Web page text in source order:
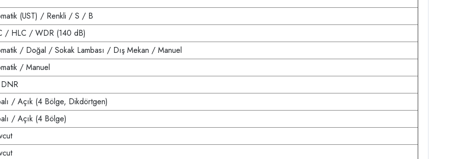
(UST) / Renkli / S / B
/ HLC / WDR (140 dB)
/ Doğal / Sokak Lambası / Dış Mekan / Manuel
/ Manuel
/ Açık (4 Bölge, Dikdörtgen)
/ Açık (4 Bölge)